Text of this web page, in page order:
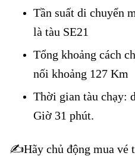
Tần suất di chuyển
là tàu SE21
Tổng khoảng cách
nối khoảng 127 Km
Thời gian tàu chạy:
Giờ 31 phút.
✍️Hãy chủ động mua vé